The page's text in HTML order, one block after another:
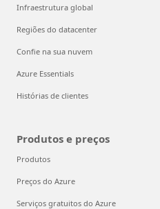
Infraestrutura global
Regiões do datacenter
Confie na sua nuvem
Azure Essentials
Histórias de clientes
Produtos e preços
Produtos
Preços do Azure
Serviços gratuitos do Azure